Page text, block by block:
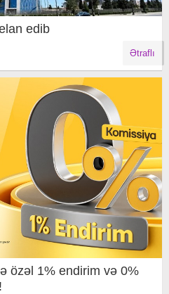
edib
Ətraflı
özəl 1% endirim və 0%